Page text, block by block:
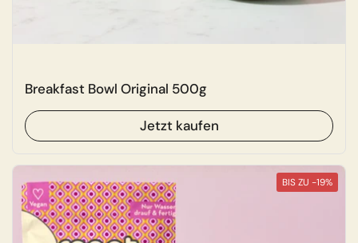
Breakfast Bowl Original 500g
Jetzt kaufen
BIS ZU -19%